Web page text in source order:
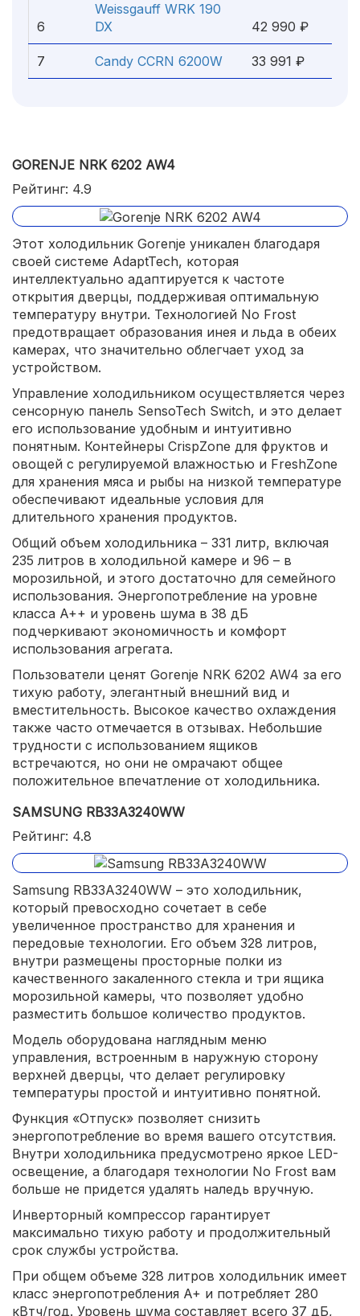
6
Weissgauff WRK 190
DX
42 990 ₽
7 Candy CCRN 6200W 33 991 ₽
GORENJE NRK 6202 AW4
Рейтинг: 4.9
Этот холодильник Gorenje уникален благодаря
своей системе AdaptTech, которая
интеллектуально адаптируется к частоте
открытия дверцы, поддерживая оптимальную
температуру внутри. Технологией No Frost
предотвращает образования инея и льда в обеих
камерах, что значительно облегчает уход за
устройством.
Управление холодильником осуществляется через
сенсорную панель SensoTech Switch, и это делает
его использование удобным и интуитивно
понятным. Контейнеры CrispZone для фруктов и
овощей с регулируемой влажностью и FreshZone
для хранения мяса и рыбы на низкой температуре
обеспечивают идеальные условия для
длительного хранения продуктов.
Общий объем холодильника – 331 литр, включая
235 литров в холодильной камере и 96 – в
морозильной, и этого достаточно для семейного
использования. Энергопотребление на уровне
класса A++ и уровень шума в 38 дБ
подчеркивают экономичность и комфорт
использования агрегата.
Пользователи ценят Gorenje NRK 6202 AW4 за его
тихую работу, элегантный внешний вид и
вместительность. Высокое качество охлаждения
также часто отмечается в отзывах. Небольшие
трудности с использованием ящиков
встречаются, но они не омрачают общее
положительное впечатление от холодильника.
SAMSUNG RB33A3240WW
Рейтинг: 4.8
Samsung RB33A3240WW – это холодильник,
который превосходно сочетает в себе
увеличенное пространство для хранения и
передовые технологии. Его объем 328 литров,
внутри размещены просторные полки из
качественного закаленного стекла и три ящика
морозильной камеры, что позволяет удобно
разместить большое количество продуктов.
Модель оборудована наглядным меню
управления, встроенным в наружную сторону
верхней дверцы, что делает регулировку
температуры простой и интуитивно понятной.
Функция «Отпуск» позволяет снизить
энергопотребление во время вашего отсутствия.
Внутри холодильника предусмотрено яркое LED-
освещение, а благодаря технологии No Frost вам
больше не придется удалять наледь вручную.
Инверторный компрессор гарантирует
максимально тихую работу и продолжительный
срок службы устройства.
При общем объеме 328 литров холодильник имеет
класс энергопотребления A+ и потребляет 280
кВтч/год. Уровень шума составляет всего 37 дБ,